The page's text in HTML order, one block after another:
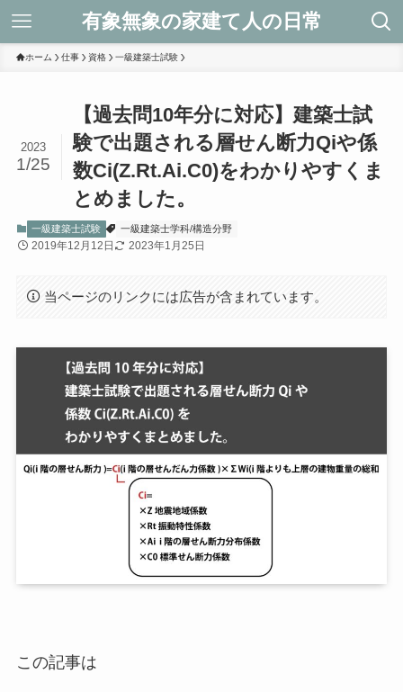
有象無象の家建て人の日常
ホーム 仕事 資格 一級建築士試験
【過去問10年分に対応】建築士試
験で出題される層せん断力Qiや係
数Ci(Z.Rt.Ai.C0)をわかりやすくま
とめました。
2023
1/25
一級建築士試験 一級建築士学科/構造分野
2019年12月12日 2023年1月25日
当ページのリンクには広告が含まれています。
この記事は